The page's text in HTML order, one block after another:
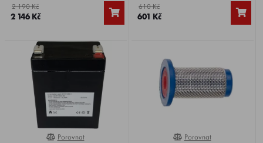
2 190 Kč
2 146 Kč
610 Kč
601 Kč
0%
Porovnat 0%
Porovnat